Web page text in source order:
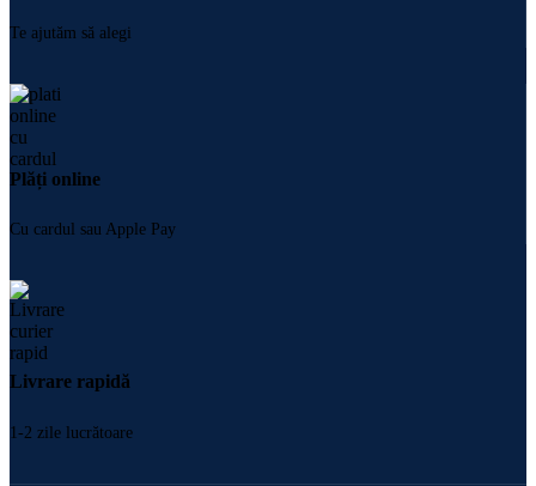
Te ajutăm să alegi
Plăți online
Cu cardul sau Apple Pay
Livrare rapidă
1-2 zile lucrătoare